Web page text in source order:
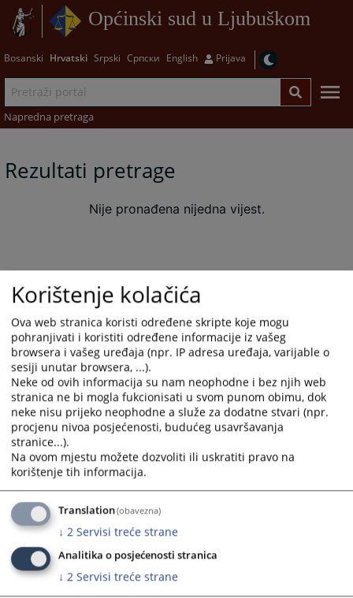
Općinski sud u Ljubuškom
Bosanski Hrvatski Srpski Српски English Prijava
Napredna pretraga
Rezultati pretrage
Nije pronađena nijedna vijest.
Korištenje kolačića
Ova web stranica koristi određene skripte koje mogu
pohranjivati i koristiti određene informacije iz vašeg
browsera i vašeg uređaja (npr. IP adresa uređaja, varijable o
sesiji unutar browsera, ...).
Neke od ovih informacija su nam neophodne i bez njih web
stranica ne bi mogla fukcionisati u svom punom obimu, dok
neke nisu prijeko neophodne a služe za dodatne stvari (npr.
procjenu nivoa posjećenosti, budućeg usavršavanja
stranice...).
Na ovom mjestu možete dozvoliti ili uskratiti pravo na
korištenje tih informacija.
Translation(obavezna)
↓ 2 Servisi treće strane
Analitika o posjećenosti stranica
↓ 2 Servisi treće strane